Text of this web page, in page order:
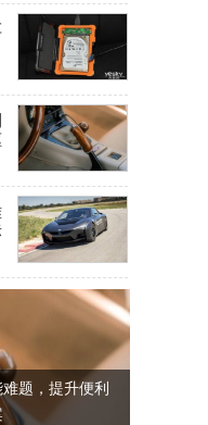
题，提升便利